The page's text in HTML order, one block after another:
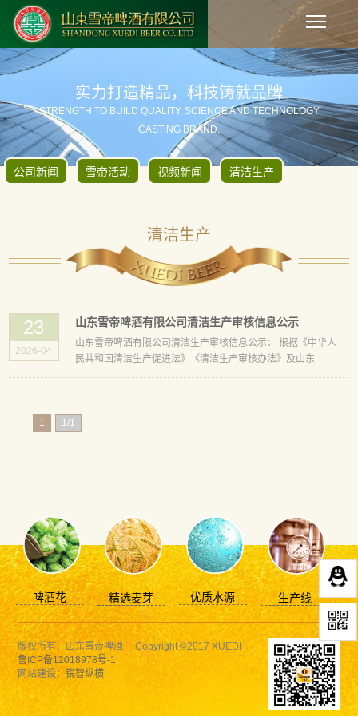
实力打造精品，科技铸就品牌
STRENGTH TO BUILD QUALITY, SCIENCE AND TECHNOLOGY
CASTING BRAND.
公司新闻 雪帝活动 视频新闻 清洁生产
清洁生产
23
2026-04
山东雪帝啤酒有限公司清洁生产审核信息公示
山东雪帝啤酒有限公司清洁生产审核信息公示： 根据《中华人
民共和国清洁生产促进法》《清洁生产审核办法》及山东
省、...
1 1/1
啤酒花 精选麦芽 优质水源 生产线
版权所有：山东雪帝啤酒 Copyright ©2017 XUEDI
鲁ICP备12018978号-1
网站建设：锐智纵横